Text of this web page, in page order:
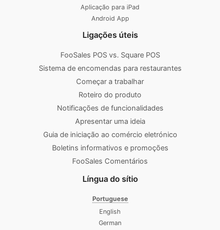
Aplicação para iPad
Android App
Ligações úteis
FooSales POS vs. Square POS
Sistema de encomendas para restaurantes
Começar a trabalhar
Roteiro do produto
Notificações de funcionalidades
Apresentar uma ideia
Guia de iniciação ao comércio eletrónico
Boletins informativos e promoções
FooSales Comentários
Língua do sítio
Portuguese
English
German